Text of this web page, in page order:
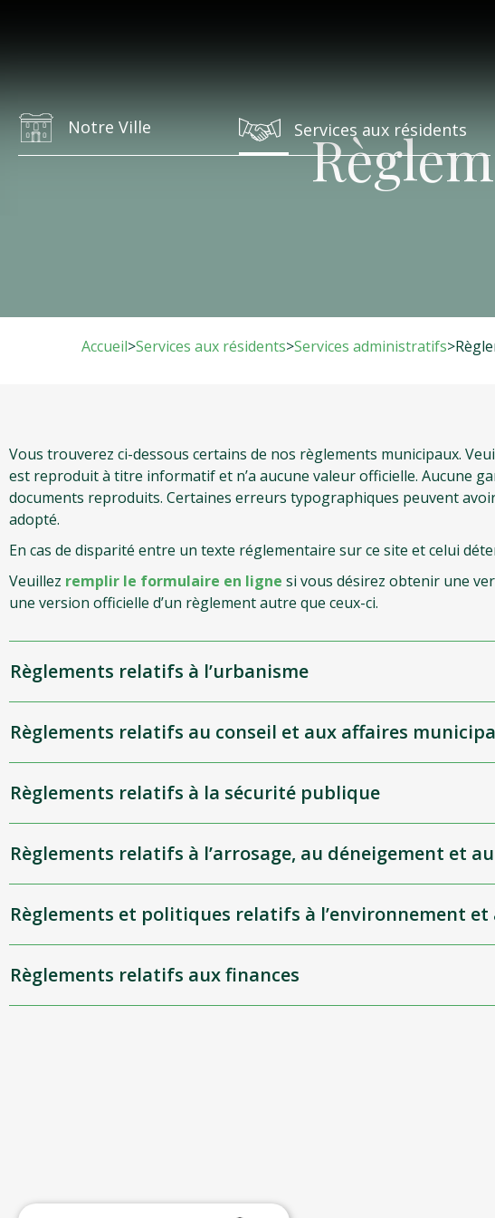
Notre Ville Services aux résidents
Accueil>Services aux résidents>Services administratifs>
Vous trouverez ci-dessous certains de nos règlements municipaux.
est reproduit à titre informatif et n’a aucune valeur officielle. Aucune
documents reproduits. Certaines erreurs typographiques peuvent
adopté.
En cas de disparité entre un texte réglementaire sur ce site et celui
Veuillez remplir le formulaire en ligne si vous désirez obtenir une
une version officielle d’un règlement autre que ceux-ci.
Règlements relatifs à l’urbanisme
Règlements relatifs au conseil et aux affaires
Règlements relatifs à la sécurité publique
Règlements relatifs à l’arrosage, au déneigement et
Règlements et politiques relatifs à l’environnement
Règlements relatifs aux finances